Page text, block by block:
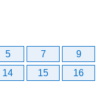
5 7
9
14 15
16